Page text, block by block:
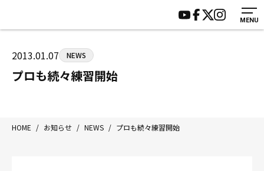
MENU
HOME
ジムについて
トレーニング
入会案内
施設紹介
サポーター募集
2013.01.07 NEWS
プロも続々練習開始
HOME / お知らせ / NEWS / プロも続々練習開始